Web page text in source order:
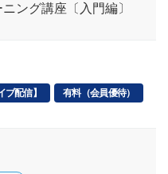
ング講座〔入門編〕
ブ配信】 有料（会員優待）